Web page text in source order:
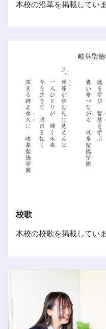
本校の沿革を掲載していま
校歌
本校の校歌を掲載していま